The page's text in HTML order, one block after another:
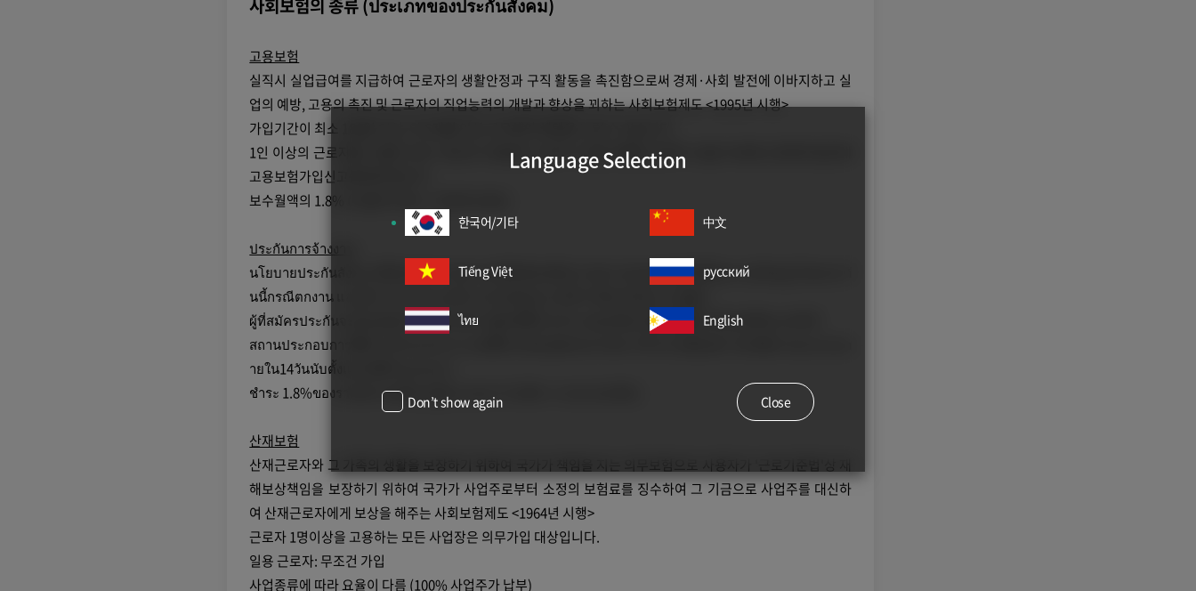
사회보험의 종류 (ประเภทของประกันสังคม)
고용보험
실직시 실업급여를 지급하여 근로자의 생활안정과 구직 활동을 촉진함으로써 경제·사회 발전에 이바지하고 실
업의 예방, 고용의 촉진 및 근로자의 직업능력의 개발과 향상을 꾀하는 사회보험제도 <1995년 시행>
가입기간이 최소 180일 이상, 약 6개월 이상 근무해야 혜택을 누릴 수 있습니다.
1인 이상의 근로자를 고용한 모든 사업 및 사업장은 근로자 1인을 채용한 날부터 14일 이내에 근로복지공단에
고용보험가입신고를 해야 합니다.
보수월액의 1.8% (사업주 0.9% + 근로자 0.9%)
ประกันการจ้างงาน
นโยบายประกันสังคม เพื่อป้องกันการตกงานเพื่อเพิ่มเสถียรภาพความปลอดภัยในชีวิตความเป็นอยู่ โดยประกั
นนี้กรณีตกงาน และมีการว่างงาน จะมีการจ่ายเงินตกงานให้ <เริ่มดำเนินการ 1995>
ผู้ที่สมัครประกันจะต้องสมัครนานอย่างต่ำ 180วันขึ้นไป ทำงานต่อเนื่อง 6เดือนขึ้นไป ถึงขอใช้ประกันได้
สถานประกอบการที่มีการจ้างแรงงาน 1 คนขึ้นไป ต้องสมัครประกันการจ้างงานที่องค์การสวัสดิภาพแรงงานภ
ายใน14วันนับตั้งแต่วันที่จ้างแรงงาน
ชำระ 1.8%ของรายรับรายเดือน (ผู้ประกอบการ 0.9% + แรงงาน 0.9%)
산재보험
산재근로자와 그 가족의 생활을 보장하기 위하여 국가가 책임을 지는 의무보험으로 사용자가 '근로기준법'상 재
해보상책임을 보장하기 위하여 국가가 사업주로부터 소정의 보험료를 징수하여 그 기금으로 사업주를 대신하
여 산재근로자에게 보상을 해주는 사회보험제도 <1964년 시행>
근로자 1명이상을 고용하는 모든 사업장은 의무가입 대상입니다.
일용 근로자: 무조건 가입
사업종류에 따라 요율이 다름 (100% 사업주가 납부)
Language Selection
한국어/기타 中文
Tiếng Việt русский
ไทย English
Don’t show again Close